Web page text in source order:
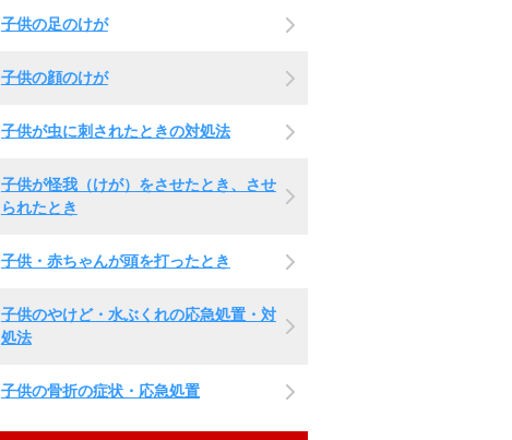
子供の足のけが
子供の顔のけが
子供が虫に刺されたときの対処法
子供が怪我（けが）をさせたとき、させ
られたとき
子供・赤ちゃんが頭を打ったとき
子供のやけど・水ぶくれの応急処置・対
処法
子供の骨折の症状・応急処置